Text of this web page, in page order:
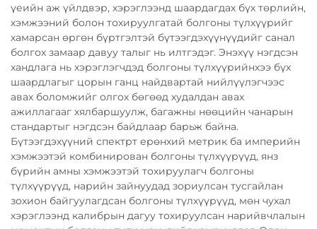
үеийн аж үйлдвэр, хэрэглээнд шаардагдах бүх төрлийн,
хэмжээний болон тохируулгатай болгоны түлхүүрийг
хамарсан өргөн бүртгэлтэй бүтээгдэхүүнүүдийг санал
болгох замаар давуу талыг нь илтгэдэг. Энэхүү нэгдсэн
хандлага нь хэрэглэгчдэд болгоны түлхүүрийнхээ бүх
шаардлагыг цорын ганц найдвартай нийлүүлэгчээс
авах боломжийг олгох бөгөөд худалдан авах
ажиллагааг хялбаршуулж, багажны нөөцийн чанарын
стандартыг нэгдсэн байдлаар барьж байна.
Бүтээгдэхүүний спектрт ерөнхий метрик ба империйн
хэмжээтэй комбинирован болгоны түлхүүрүүд, янз
бүрийн амны хэмжээтэй тохируулагч болгоны
түлхүүрүүд, нарийн зайнуудад зориулсан тусгайлан
зохион байгуулагдсан болгоны түлхүүрүүд, мөн чухал
хэрэглээнд калибрын дагуу тохируулсан нарийвчлалын